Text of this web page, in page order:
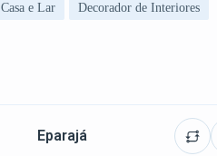
Casa e Lar Decorador de Interiores
Eparajá